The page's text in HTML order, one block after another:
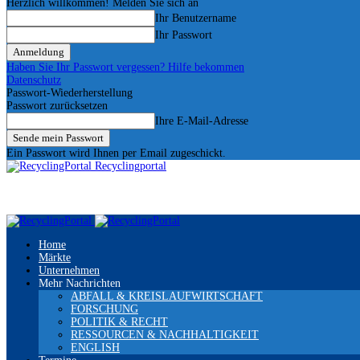
Herzlich willkommen! Melden Sie sich an
Ihr Benutzername
Ihr Passwort
Haben Sie Ihr Passwort vergessen? Hilfe bekommen
Datenschutz
Passwort-Wiederherstellung
Passwort zurücksetzen
Ihre E-Mail-Adresse
Ein Passwort wird Ihnen per Email zugeschickt.
Recyclingportal
Home
Märkte
Unternehmen
Mehr Nachrichten
ABFALL & KREISLAUFWIRTSCHAFT
FORSCHUNG
POLITIK & RECHT
RESSOURCEN & NACHHALTIGKEIT
ENGLISH